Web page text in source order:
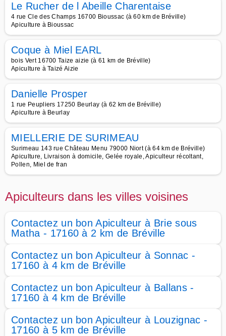
Le Rucher de l Abeille Charentaise
4 rue Cle des Champs 16700 Bioussac (à 60 km de Bréville)
Apiculture à Bioussac
Coque à Miel EARL
bois Vert 16700 Taize aizie (à 61 km de Bréville)
Apiculture à Taizé Aizie
Danielle Prosper
1 rue Peupliers 17250 Beurlay (à 62 km de Bréville)
Apiculture à Beurlay
MIELLERIE DE SURIMEAU
Surimeau 143 rue Château Menu 79000 Niort (à 64 km de Bréville)
Apiculture, Livraison à domicile, Gelée royale, Apiculteur récoltant,
Pollen, Miel de fran
Apiculteurs dans les villes voisines
Contactez un bon Apiculteur à Brie sous
Matha - 17160 à 2 km de Bréville
Contactez un bon Apiculteur à Sonnac -
17160 à 4 km de Bréville
Contactez un bon Apiculteur à Ballans -
17160 à 4 km de Bréville
Contactez un bon Apiculteur à Louzignac -
17160 à 5 km de Bréville